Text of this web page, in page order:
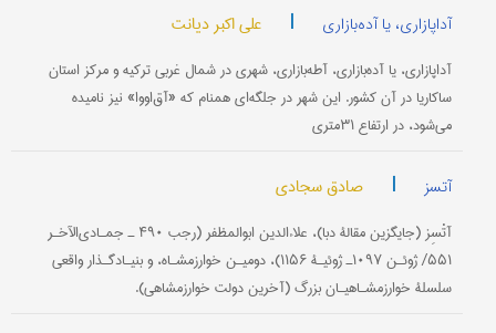
آداپازاری، یا آده‌بازاری | علی اکبر دیانت
آداپازاری، یا آده‌بازاری، آطه‌بازاری، شهری در شمال غربی ترکیه و مرکز استان
ساکاریا در آن کشور. این شهر در جلگه‌ای همنام که «آق‌اووا» نیز نامیده
می‌شود، در ارتفاع ۳۱متری
آتسز | صادق سجادی
آتْسِز (جایگزین مقالۀ دبا)، علاءالدين ابوالمظفر (رجب ۴۹۰ ـ جمـادی‌الآخـر
۵۵۱/ ژوئـن ۱۰۹۷ـ ژوئیـۀ ۱۱۵۶)، دومیـن خوارزمشـاه، و بنیـادگـذار واقعی
سلسلۀ خوارزمشـاهیـان بزرگ (آخرین دولت خوارزمشاهی).